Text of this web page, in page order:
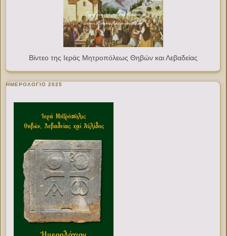
Βίντεο της Ιεράς Μητροπόλεως Θηβών και Λεβαδείας
ΗΜΕΡΟΛΟΓΙΟ 2025